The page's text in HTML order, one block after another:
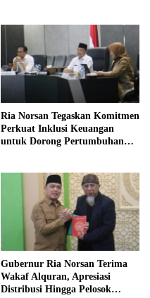
Ria Norsan Tegaskan Komitmen
Perkuat Inklusi Keuangan
untuk Dorong Pertumbuhan
Gubernur Ria Norsan Terima
Wakaf Alquran, Apresiasi
Distribusi Hingga Pelosok